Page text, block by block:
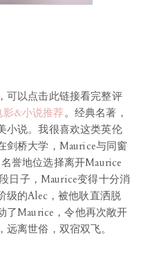
可以点击此链接看完整评
影&小说推荐。经典名著，
小说。我很喜欢这类英伦
剑桥大学，Maurice与同窗
誉地位选择离开Maurice
日子，Maurice变得十分消
级的Alec，被他耿直洒脱
了Maurice，令他再次敞开
离世俗，双宿双飞。